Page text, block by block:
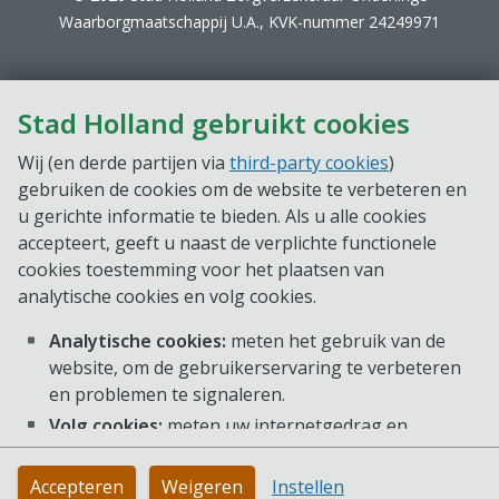
Stad Holland gebruikt cookies
Wij (en derde partijen via third-party cookies)
gebruiken de cookies om de website te verbeteren en
u gerichte informatie te bieden. Als u alle cookies
accepteert, geeft u naast de verplichte functionele
cookies toestemming voor het plaatsen van
analytische cookies en volg cookies.
Analytische cookies: meten het gebruik van de
website, om de gebruikerservaring te verbeteren
en problemen te signaleren.
Volg cookies: meten uw internetgedrag en
voorkeuren, zodat we gerichte informatie op onze
website kunnen aanbieden. Deze cookies kunnen
Accepteren Weigeren Instellen
Waarborgmaatschappij U.A., KVK-nummer 24249971